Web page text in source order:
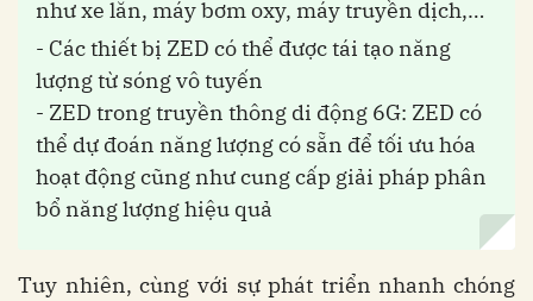
như xe lăn, máy bơm oxy, máy truyền dịch,…
- Các thiết bị ZED có thể được tái tạo năng
lượng từ sóng vô tuyến
- ZED trong truyền thông di động 6G: ZED có
thể dự đoán năng lượng có sẵn để tối ưu hóa
hoạt động cũng như cung cấp giải pháp phân
bổ năng lượng hiệu quả
Tuy nhiên, cùng với sự phát triển nhanh chóng